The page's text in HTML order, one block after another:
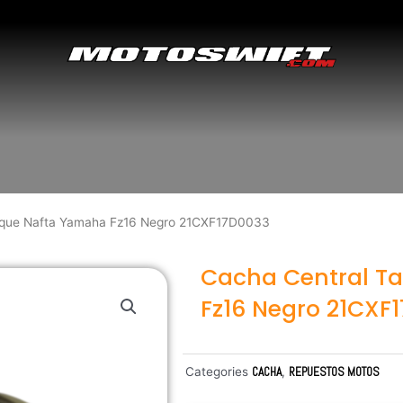
Nafta Yamaha Fz16 Negro 21CXF17D0033
Cacha Central
Fz16 Negro
Categories CACHA, REPUESTOS MOTOS